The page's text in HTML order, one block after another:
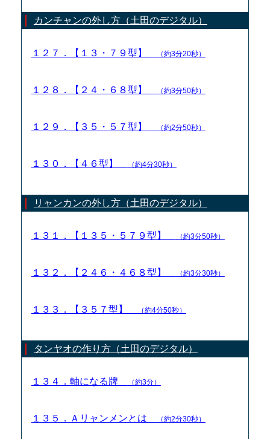
カンチャンの外し方（土田のデジタル）
１２７．【１３・７９型】 （約3分20秒）
１２８．【２４・６８型】 （約3分50秒）
１２９．【３５・５７型】 （約2分50秒）
１３０．【４６型】 （約4分30秒）
リャンカンの外し方（土田のデジタル）
１３１．【１３５・５７９型】 （約3分50秒）
１３２．【２４６・４６８型】 （約3分30秒）
１３３．【３５７型】 （約4分50秒）
タンヤオの作り方（土田のデジタル）
１３４．軸になる牌 （約3分）
１３５．Ａリャンメンとは （約2分30秒）